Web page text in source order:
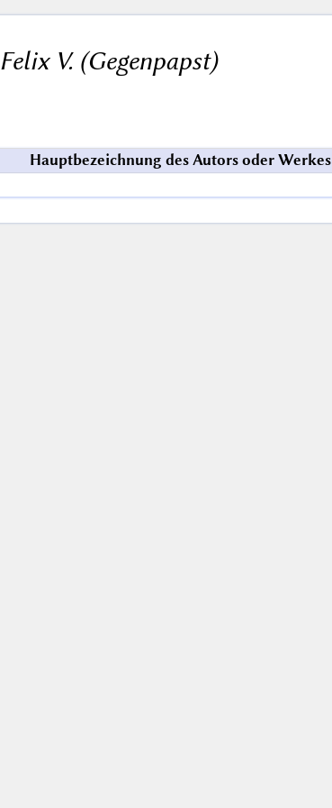
Felix V. (Gegenpapst)
Hauptbezeichnung des Autors oder Werkes